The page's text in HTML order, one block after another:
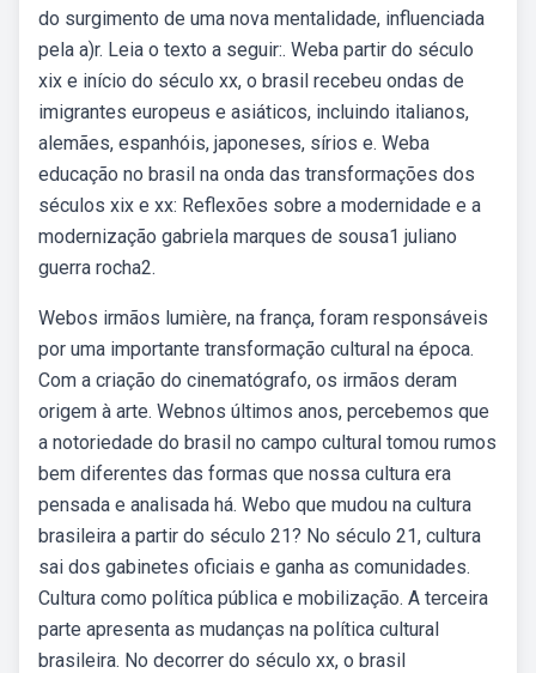
do surgimento de uma nova mentalidade, influenciada
pela a)r. Leia o texto a seguir:. Weba partir do século
xix e início do século xx, o brasil recebeu ondas de
imigrantes europeus e asiáticos, incluindo italianos,
alemães, espanhóis, japoneses, sírios e. Weba
educação no brasil na onda das transformações dos
séculos xix e xx: Reflexões sobre a modernidade e a
modernização gabriela marques de sousa1 juliano
guerra rocha2.
Webos irmãos lumière, na frança, foram responsáveis
por uma importante transformação cultural na época.
Com a criação do cinematógrafo, os irmãos deram
origem à arte. Webnos últimos anos, percebemos que
a notoriedade do brasil no campo cultural tomou rumos
bem diferentes das formas que nossa cultura era
pensada e analisada há. Webo que mudou na cultura
brasileira a partir do século 21? No século 21, cultura
sai dos gabinetes oficiais e ganha as comunidades.
Cultura como política pública e mobilização. A terceira
parte apresenta as mudanças na política cultural
brasileira. No decorrer do século xx, o brasil